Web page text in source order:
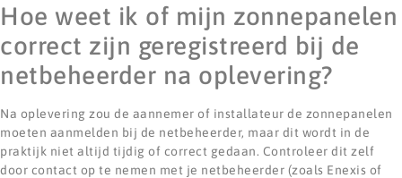
Hoe weet ik of mijn zonnepanelen
correct zijn geregistreerd bij de
netbeheerder na oplevering?
Na oplevering zou de aannemer of installateur de zonnepanelen
moeten aanmelden bij de netbeheerder, maar dit wordt in de
praktijk niet altijd tijdig of correct gedaan. Controleer dit zelf
door contact op te nemen met je netbeheerder (zoals Enexis of